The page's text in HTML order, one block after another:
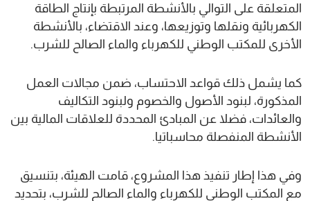
المتعلقة على التوالي بالأنشطة المرتبطة بإنتاج الطاقة
الكهربائية ونقلها وتوزيعها، وعند الاقتضاء، بالأنشطة
الأخرى للمكتب الوطني للكهرباء والماء الصالح للشرب.
كما يشمل ذلك قواعد الاحتساب، ضمن مجالات العمل
المذكورة، لبنود الأصول والخصوم ولبنود التكاليف
والعائدات، فضلا عن المبادئ المحددة للعلاقات المالية بين
الأنشطة المنفصلة محاسباتيا.
وفي هذا إطار تنفيذ هذا المشروع، قامت الهيئة، بتنسيق
مع المكتب الوطني للكهرباء والماء الصالح للشرب، بتحديد